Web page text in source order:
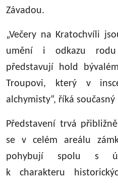
Závadou.
„Večery na Kratochvíli
umění i odkazu rodu
představují hold
Troupovi, který v
alchymisty“, říká
Představení trvá
se v celém areálu
pohybují spolu s
k charakteru